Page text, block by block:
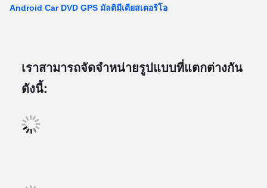
Android Car DVD GPS มัลติมีเดียสเตอริโอ
เราสามารถจัดจําหน่ายรูปแบบที่แตกต่างกัน
ดังนี้: